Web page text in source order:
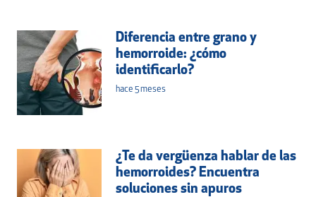
Diferencia entre grano y
hemorroide: ¿cómo
identificarlo?
hace 5 meses
¿Te da vergüenza hablar de las
hemorroides? Encuentra
soluciones sin apuros